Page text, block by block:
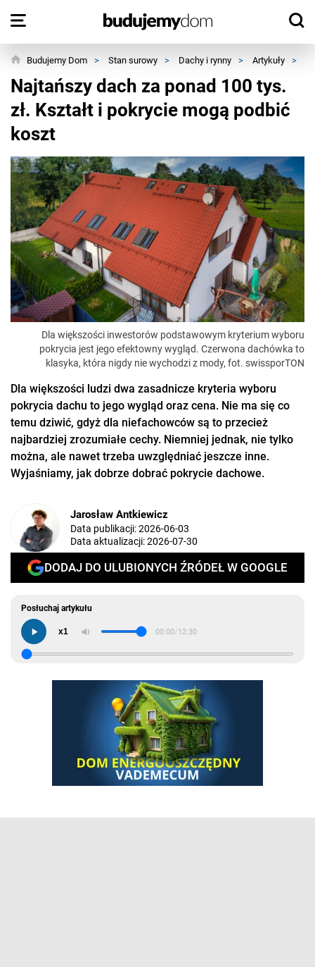
Budujemy Dom > Stan surowy > Dachy i rynny > Artykuły >
Najtańszy dach za ponad 100 tys.
zł. Kształt i pokrycie mogą podbić
koszt
Dla większości inwestorów podstawowym kryterium wyboru
pokrycia jest jego efektowny wygląd. Czerwona dachówka to
klasyka, która nigdy nie wychodzi z mody, fot. swissporTON
Dla większości ludzi dwa zasadnicze kryteria wyboru
pokrycia dachu to jego wygląd oraz cena. Nie ma się co
temu dziwić, gdyż dla niefachowców są to przecież
najbardziej zrozumiałe cechy. Niemniej jednak, nie tylko
można, ale nawet trzeba uwzględniać jeszcze inne.
Wyjaśniamy, jak dobrze dobrać pokrycie dachowe.
Jarosław Antkiewicz
Data publikacji:2026-06-03
Data aktualizacji:2026-07-30
DODAJ DO ULUBIONYCH ŹRÓDEŁ W GOOGLE
Posłuchaj artykułu
x1 00:00/12:30